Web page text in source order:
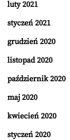
luty 2021
styczeń 2021
grudzień 2020
listopad 2020
październik 2020
maj 2020
kwiecień 2020
styczeń 2020